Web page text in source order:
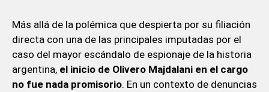
Más allá de la polémica que despierta por su filiación
directa con una de las principales imputadas por el
caso del mayor escándalo de espionaje de la historia
argentina, el inicio de Olivero Majdalani en el cargo
no fue nada promisorio. En un contexto de denuncias